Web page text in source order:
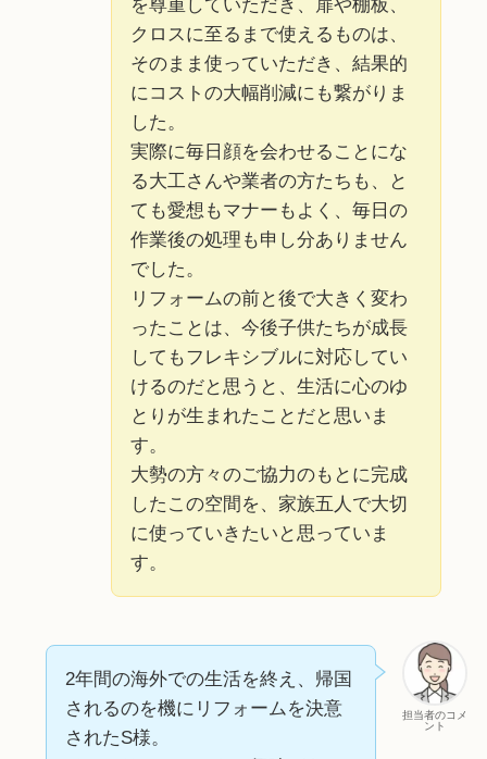
を尊重していただき、扉や棚板、
クロスに至るまで使えるものは、
そのまま使っていただき、結果的
にコストの大幅削減にも繋がりま
した。
実際に毎日顔を会わせることにな
る大工さんや業者の方たちも、と
ても愛想もマナーもよく、毎日の
作業後の処理も申し分ありません
でした。
リフォームの前と後で大きく変わ
ったことは、今後子供たちが成長
してもフレキシブルに対応してい
けるのだと思うと、生活に心のゆ
とりが生まれたことだと思いま
す。
大勢の方々のご協力のもとに完成
したこの空間を、家族五人で大切
に使っていきたいと思っていま
す。
担当者のコメ
ント
2年間の海外での生活を終え、帰国
されるのを機にリフォームを決意
されたS様。